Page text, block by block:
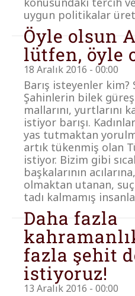
uygun politikalar
Öyle olsun
lütfen, öyle
18 Aralık 2016 - 00:00
Barış isteyenler kim?
Şahinlerin bilek
mallarını, yurtlarını
istiyor barışı.
yas tutmaktan
artık tükenmiş olan
istiyor. Bizim gibi
başkalarının
olmaktan utanan,
tadı kalmamış
Daha fazla
fazla şehit
istiyoruz!
13 Aralık 2016 - 00:00